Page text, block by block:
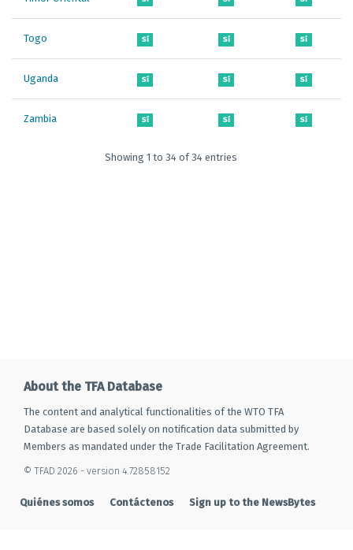
Togo Sí Sí Sí
Uganda Sí Sí Sí
Zambia Sí Sí Sí
Showing 1 to 34 of 34 entries
About the TFA Database
The content and analytical functionalities of the WTO TFA
Database are based solely on notification data submitted by
Members as mandated under the Trade Facilitation Agreement.
© TFAD 2026 - version 4.72858152
Quiénes somos Contáctenos Sign up to the NewsBytes